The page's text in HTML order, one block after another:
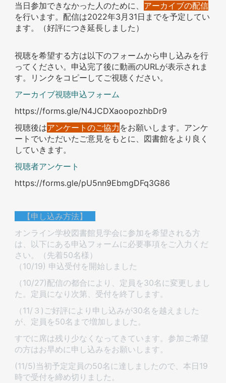
当日参加できなかった人のために、 アーカイブの配信
を行います。配信は2022年3月31日までを予定してい
ます。（好評につき延長しました）
視聴を希望する方は以下のフォームから申し込みを行
ってください。申込完了後に動画のURLが表示されま
す。リンクをコピーしてご視聴ください。
アーカイブ視聴申込フォーム
https://forms.gle/N4JCDXaoopozhbDr9
視聴後はアンケートのご協力 をお願いします。アンケ
ートでいただいたご意見をもとに、図書館をより良く
していきます。
視聴者アンケート
https://forms.gle/pU5nn9EbmgDFq3G86
【申し込み方法】
オンライン学校図書館見学会に参加を希望される方
は、以下にある申込フォームに必要事項をご入力くだ
さい。（先着50名様）
​​​​​​（10/19) 申込受付を開始しました
（10/27)配信の都合により、定員を30名に変更しまし
た。定員になり次第、受付を終了します。
（11/３)ご好評により申し込みが30名を越えました
が、定員を50名まで増加しました。
すでに席は残り少なくなってきています。参加ご希望
の方はお早めに申し込みをお願いします。
(11/5)当初予定定員の50名に達しましたので、本日19
時で受付を締め切りました。